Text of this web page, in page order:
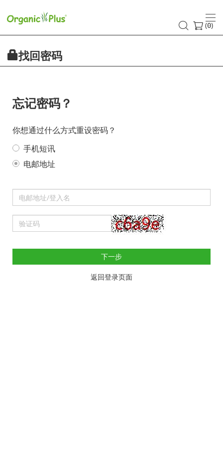
重
置
密
码
(0)
找回密码
忘记密码？
你想通过什么方式重设密码？
手机短讯
电邮地址
下一步
返回登录页面